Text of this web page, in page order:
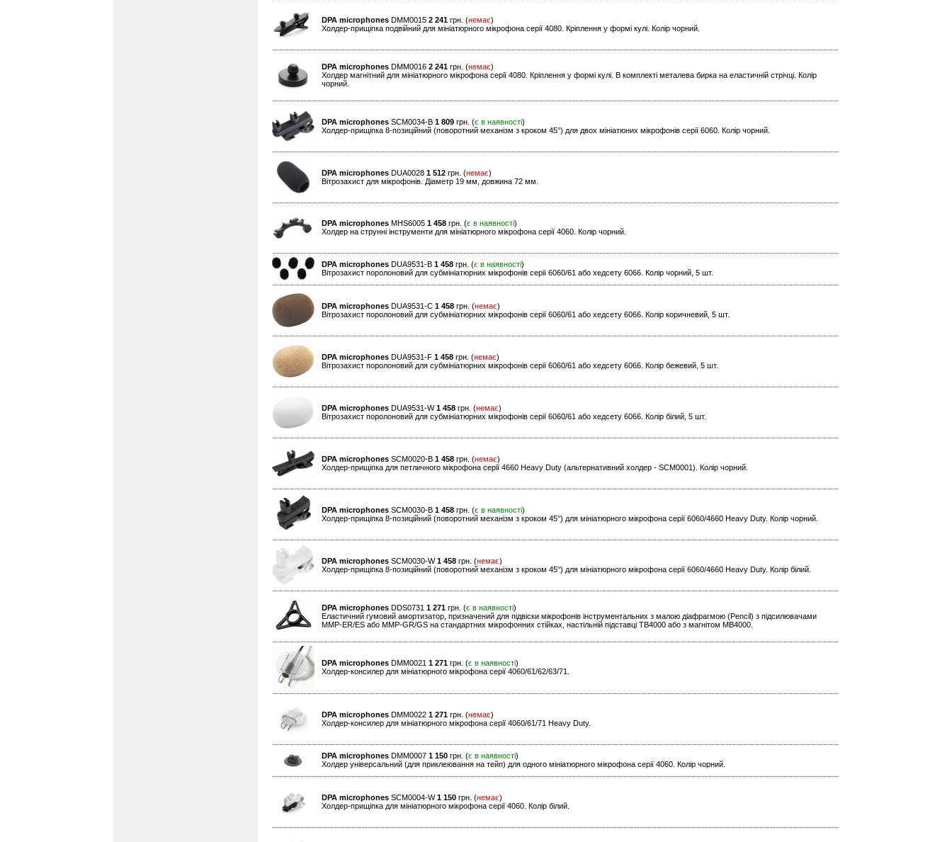
DPA microphones DMM0015 2 241 грн. (немає)
Холдер-прищіпка подвійний для мініатюрного мікрофона серії 4080. Кріплення у формі кулі. Колір чорний.
DPA microphones DMM0016 2 241 грн. (немає)
Холдер магнітний для мініатюрного мікрофона серії 4080. Кріплення у формі кулі. В комплекті металева бирка на еластичній стрічці. Колір
чорний.
DPA microphones SCM0034-B 1 809 грн. (є в наявності)
Холдер-прищіпка 8-позиційний (поворотний механізм з кроком 45°) для двох мініатюних мікрофонів серії 6060. Колір чорний.
DPA microphones DUA0028 1 512 грн. (немає)
Вітрозахист для мікрофонів. Діаметр 19 мм, довжина 72 мм.
DPA microphones MHS6005 1 458 грн. (є в наявності)
Холдер на струнні інструменти для мініатюрного мікрофона серії 4060. Колір чорний.
DPA microphones DUA9531-B 1 458 грн. (є в наявності)
Вітрозахист поролоновий для субмініатюрних мікрофонів серії 6060/61 або хедсету 6066. Колір чорний, 5 шт.
DPA microphones DUA9531-C 1 458 грн. (немає)
Вітрозахист поролоновий для субмініатюрних мікрофонів серії 6060/61 або хедсету 6066. Колір коричневий, 5 шт.
DPA microphones DUA9531-F 1 458 грн. (немає)
Вітрозахист поролоновий для субмініатюрних мікрофонів серії 6060/61 або хедсету 6066. Колір бежевий, 5 шт.
DPA microphones DUA9531-W1 458 грн. (немає)
Вітрозахист поролоновий для субмініатюрних мікрофонів серії 6060/61 або хедсету 6066. Колір білий, 5 шт.
DPA microphones SCM0020-B 1 458 грн. (немає)
Холдер-прищіпка для петличного мікрофона серії 4660 Heavy Duty (альтернативний холдер - SCM0001). Колір чорний.
DPA microphones SCM0030-B 1 458 грн. (є в наявності)
Холдер-прищіпка 8-позиційний (поворотний механізм з кроком 45°) для мініатюрного мікрофона серії 6060/4660 Heavy Duty. Колір чорний.
DPA microphones SCM0030-W1 458 грн. (немає)
Холдер-прищіпка 8-позиційний (поворотний механізм з кроком 45°) для мініатюрного мікрофона серії 6060/4660 Heavy Duty. Колір білий.
DPA microphones DDS0731 1 271 грн. (є в наявності)
Еластичний гумовий амортизатор, призначений для підвіски мікрофонів інструментальних з малою діафрагмою (Pencil) з підсилювачами
MMP-ER/ES або MMP-GR/GS на стандартних мікрофонних стійках, настільній підставці TB4000 або з магнітом MB4000.
DPA microphones DMM0021 1 271 грн. (є в наявності)
Холдер-консилер для мініатюрного мікрофона серії 4060/61/62/63/71.
DPA microphones DMM0022 1 271 грн. (немає)
Холдер-консилер для мініатюрного мікрофона серії 4060/61/71 Heavy Duty.
DPA microphones DMM0007 1 150 грн. (є в наявності)
Холдер універсальний (для приклеювання на тейп) для одного мініатюрного мікрофона серії 4060. Колір чорний.
DPA microphones SCM0004-W1 150 грн. (немає)
Холдер-прищіпка для мініатюрного мікрофона серії 4060. Колір білий.